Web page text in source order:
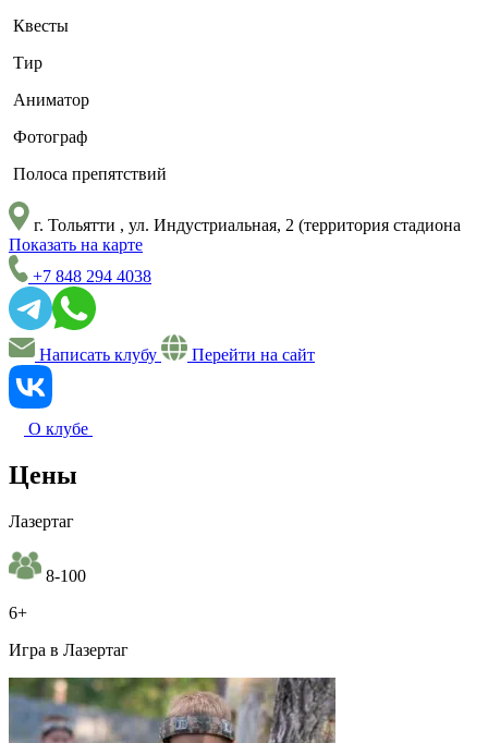
Квесты
Тир
Аниматор
Фотограф
Полоса препятствий
г. Тольятти , ул. Индустриальная, 2 (территория стадиона
Показать на карте
+7 848 294 4038
Написать клубу Перейти на сайт
О клубе
Цены
Лазертаг
8-100
6+
Игра в Лазертаг